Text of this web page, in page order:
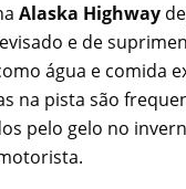
Alaska Highway
e de
água e comida
na pista são
pelo gelo no